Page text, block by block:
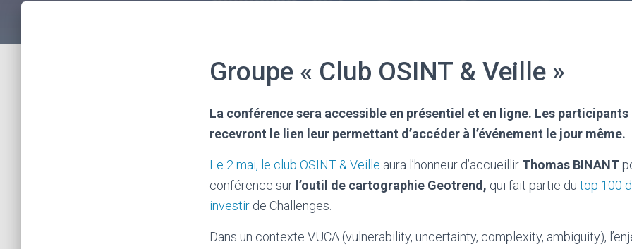
Groupe « Club OSINT & Veille »
La conférence sera accessible en présentiel et en ligne. Les
recevront le lien leur permettant d’accéder à l’événement le jour même.
Le 2 mai, le club OSINT & Veille aura l’honneur d’accueillir Thomas BINANT
conférence sur l’outil de cartographie Geotrend, qui fait partie du top 100
investir de Challenges.
Dans un contexte VUCA (vulnerability, uncertainty, complexity, ambiguity),